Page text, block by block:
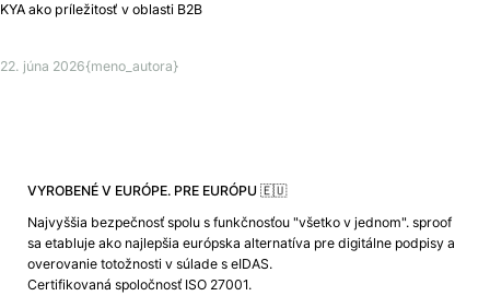
KYA ako príležitosť v oblasti B2B
22. júna 2026{meno_autora}
VYROBENÉ V EURÓPE. PRE EURÓPU 🇪🇺
Najvyššia bezpečnosť spolu s funkčnosťou "všetko v jednom". sproof
sa etabluje ako najlepšia európska alternatíva pre digitálne podpisy a
overovanie totožnosti v súlade s eIDAS.
Certifikovaná spoločnosť ISO 27001.